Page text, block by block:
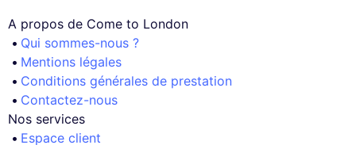
A propos de Come to London
Qui sommes-nous ?
Mentions légales
Conditions générales de prestation
Contactez-nous
Nos services
Espace client